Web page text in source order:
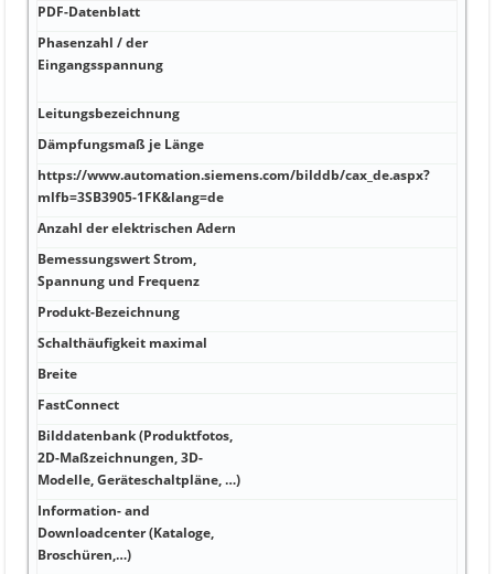
PDF-Datenblatt
Phasenzahl / der
Eingangsspannung
Leitungsbezeichnung
Dämpfungsmaß je Länge
https://www.automation.siemens.com/bilddb/cax_de.aspx?
mlfb=3SB3905-1FK&lang=de
Anzahl der elektrischen Adern
Bemessungswert Strom,
Spannung und Frequenz
Produkt-Bezeichnung
Schalthäufigkeit maximal
Breite
FastConnect
Bilddatenbank (Produktfotos,
2D-Maßzeichnungen, 3D-
Modelle, Geräteschaltpläne, …)
Information- and
Downloadcenter (Kataloge,
Broschüren,…)